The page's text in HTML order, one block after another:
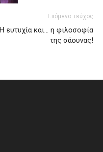
Επόμενο τεύχος
H ευτυχία και… η φιλοσοφία
της σάουνας!